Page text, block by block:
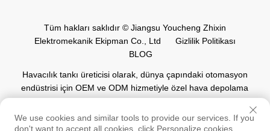
Tüm hakları saklıdır © Jiangsu Youcheng Zhixin
Elektromekanik Ekipman Co., Ltd
Gizlilik Politikası
BLOG
Havacılık tankı üreticisi olarak, dünya çapındaki otomasyon
endüstrisi için OEM ve ODM hizmetiyle özel hava depolama
tankları sunuyoruz.
We use cookies and similar tools to provide our services. If you
don't want to accept all cookies, click Personalize cookies.